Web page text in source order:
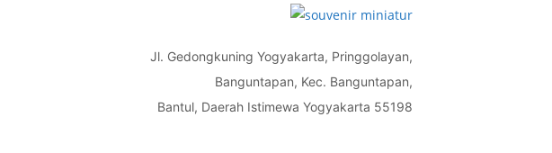
Jl. Gedongkuning Yogyakarta, Pringgolayan,
Banguntapan, Kec. Banguntapan,
Bantul, Daerah Istimewa Yogyakarta 55198